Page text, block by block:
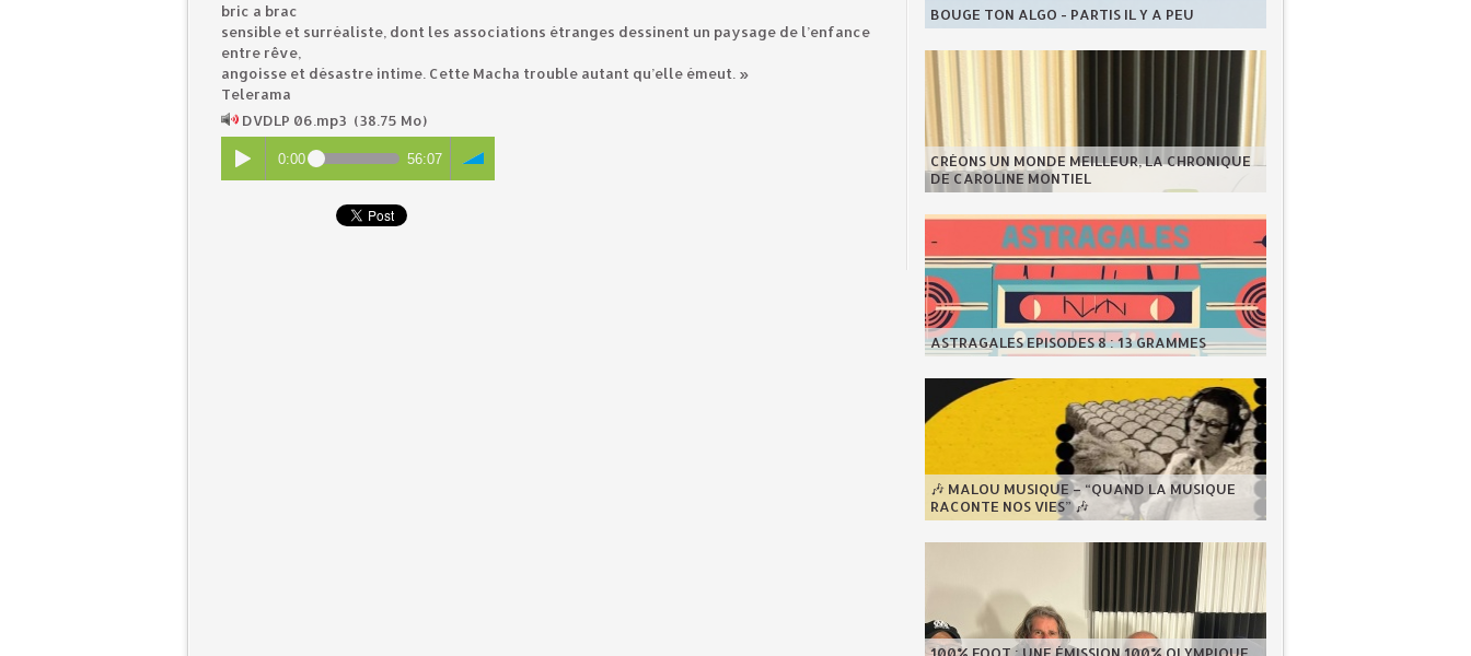
bric a brac
sensible et surréaliste, dont les associations étranges dessinent un paysage de l’enfance
entre rêve,
angoisse et désastre intime. Cette Macha trouble autant qu’elle émeut. »
Telerama
DVDLP 06.mp3 (38.75 Mo)
0:00 56:07
BOUGE TON ALGO - PARTIS IL Y A PEU
CRÉONS UN MONDE MEILLEUR, LA CHRONIQUE
DE CAROLINE MONTIEL
ASTRAGALES EPISODES 8 : 13 GRAMMES
🎶 MALOU MUSIQUE – “QUAND LA MUSIQUE
RACONTE NOS VIES” 🎶